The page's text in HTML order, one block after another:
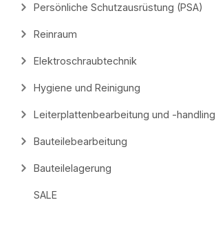
Persönliche Schutzausrüstung (PSA)
Reinraum
Elektroschraubtechnik
Hygiene und Reinigung
Leiterplattenbearbeitung und -handling
Bauteilebearbeitung
Bauteilelagerung
SALE